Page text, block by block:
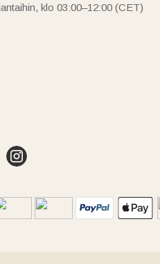
klo 03:00–12:00 (CET)